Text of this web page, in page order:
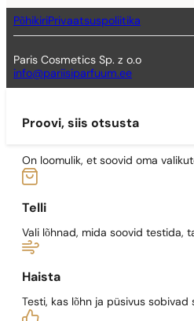
PõhikiriPrivaatsuspoliitika
Paris Cosmetics Sp. z o.o
info@pariisiparfuum.ee
Proovi, siis otsusta
On loomulik, et soovid oma
Telli
Vali lõhnad, mida soovid testida,
Haista
Testi, kas lõhn ja püsivus sobivad